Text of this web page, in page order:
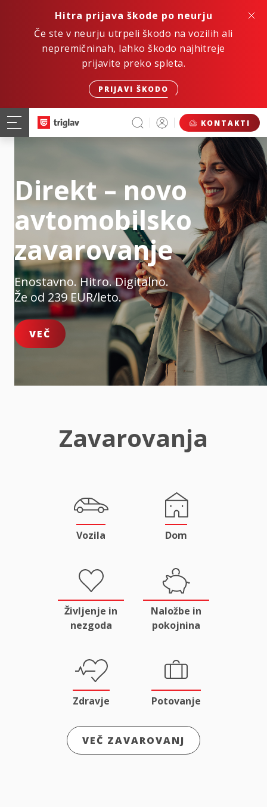
Hitra prijava škode po neurju
Če ste v neurju utrpeli škodo na vozilih ali
nepremičninah, lahko škodo najhitreje
prijavite preko spleta.
PRIJAVI ŠKODO
KONTAKTI
Direkt – novo
avtomobilsko
zavarovanje
Enostavno. Hitro. Digitalno.
Že od 239 EUR/leto.
VEČ
Zavarovanja
Vozila Dom
Življenje in
nezgoda
Naložbe in
pokojnina
Zdravje Potovanje
VEČ ZAVAROVANJ